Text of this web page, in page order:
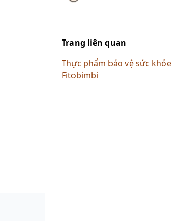
Trang liên quan
Thực phẩm bảo vệ sức khỏe
Fitobimbi